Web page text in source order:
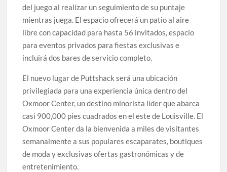
del juego al realizar un seguimiento de su puntaje
mientras juega. El espacio ofrecerá un patio al aire
libre con capacidad para hasta 56 invitados, espacio
para eventos privados para fiestas exclusivas e
incluirá dos bares de servicio completo.
El nuevo lugar de Puttshack será una ubicación
privilegiada para una experiencia única dentro del
Oxmoor Center, un destino minorista líder que abarca
casi 900,000 pies cuadrados en el este de Louisville. El
Oxmoor Center da la bienvenida a miles de visitantes
semanalmente a sus populares escaparates, boutiques
de moda y exclusivas ofertas gastronómicas y de
entretenimiento.